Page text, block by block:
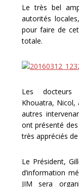
Le très bel
autorités
pour faire de
totale.
Les docteurs
Khouatra, Nicol,
autres
ont présenté
très appréciés de
Le Président,
d’information
JIM sera